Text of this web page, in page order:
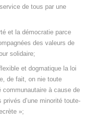
de tous par une
et la démocratie parce
des valeurs de
solidaire;
et dogmatique la loi
de fait, on nie toute
à cause de
privés d’une minorité toute-
»;